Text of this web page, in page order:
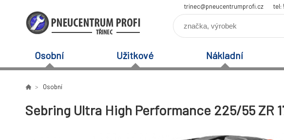
trinec@pneucentrumprofi.cz tel:
Osobní Užitkové Nákladní
Osobní
Sebring Ultra High Performance 225/55 ZR